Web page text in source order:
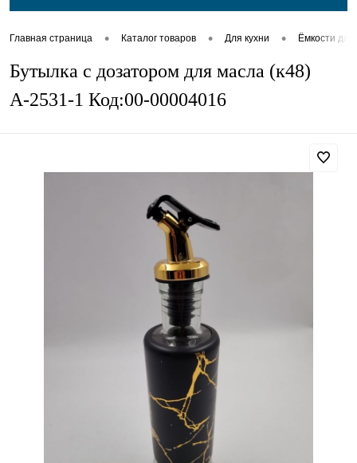
Главная страница • Каталог товаров • Для кухни • Ёмкости
Бутылка с дозатором для масла (к48)
А-2531-1 Код:00-00004016